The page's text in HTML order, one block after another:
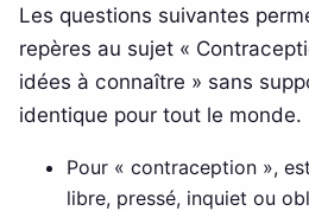
Les questions suivantes
repères au sujet «
idées à connaître » sans
identique pour tout le monde.
Pour « contraception »,
libre, pressé, inquiet ou